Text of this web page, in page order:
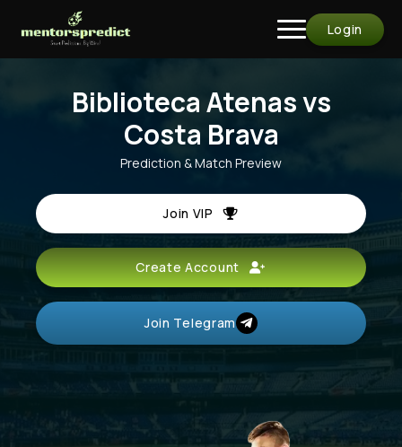
Login
Biblioteca Atenas vs
Costa Brava
Prediction & Match Preview
Join VIP
Create Account
Join Telegram